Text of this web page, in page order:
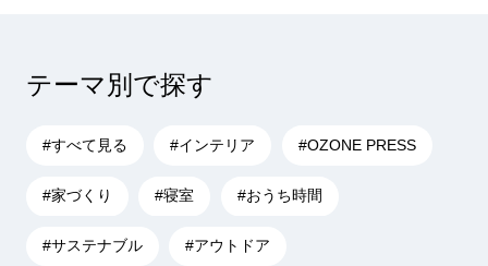
テーマ別で探す
#すべて見る #インテリア #OZONE PRESS
#家づくり #寝室 #おうち時間
#サステナブル #アウトドア